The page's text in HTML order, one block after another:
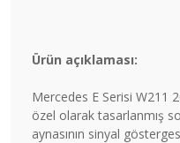
Ürün açıklaması:
Mercedes E Serisi W211
özel olarak tasarlanmış
aynasının sinyal